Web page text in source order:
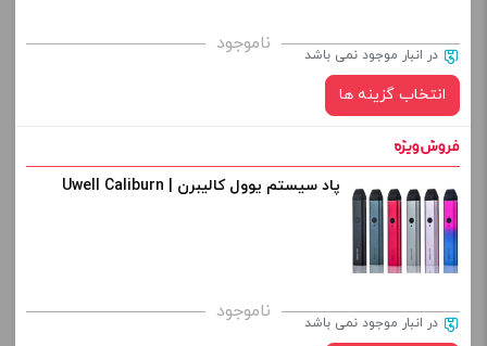
برای فعال شدن سبد خرید و نمایش قیمت ، گزینه های محصول را
از کادر بالا انتخاب کنید.
+
افزودن به سبد خرید
ناموجود در انبار موجود نمی باشد
انتخاب گزینه ها
نوع کویل :
برای فعال شدن سبد خرید و نمایش قیمت ، گزینه های محصول را
از کادر بالا انتخاب کنید.
پاد سیستم یوول کالیبرن | Uwell Caliburn
ناموجود در انبار موجود نمی باشد